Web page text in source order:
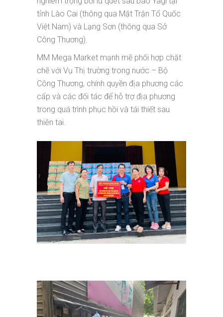
tỉnh Lào Cai (thông qua Mặt Trận Tổ Quốc
Việt Nam) và Lạng Sơn (thông qua Sở
Công Thương).
MM Mega Market mạnh mẽ phối hợp chặt
chẽ với Vụ Thị trường trong nước – Bộ
Công Thương, chính quyền địa phương các
cấp và các đối tác để hỗ trợ địa phương
trong quá trình phục hồi và tái thiết sau
thiên tai.